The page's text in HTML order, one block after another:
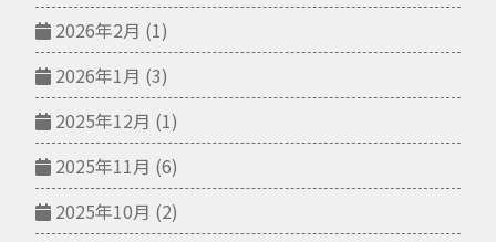
2026年2月 (1)
2026年1月 (3)
2025年12月 (1)
2025年11月 (6)
2025年10月 (2)